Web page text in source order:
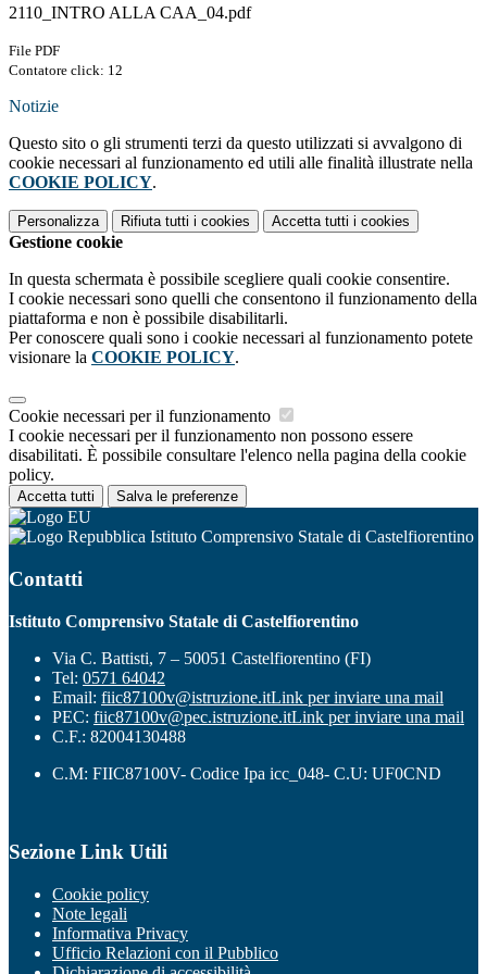
2110_INTRO ALLA CAA_04.pdf
File PDF
Contatore click: 12
Notizie
Questo sito o gli strumenti terzi da questo utilizzati si avvalgono di
cookie necessari al funzionamento ed utili alle finalità illustrate nella
COOKIE POLICY.
Personalizza Rifiuta tutti i cookies Accetta tutti i cookies
Gestione cookie
In questa schermata è possibile scegliere quali cookie consentire.
I cookie necessari sono quelli che consentono il funzionamento della
piattaforma e non è possibile disabilitarli.
Per conoscere quali sono i cookie necessari al funzionamento potete
visionare la COOKIE POLICY.
Cookie necessari per il funzionamento
I cookie necessari per il funzionamento non possono essere
disabilitati. È possibile consultare l'elenco nella pagina della cookie
policy.
Accetta tutti Salva le preferenze
Istituto Comprensivo Statale di Castelfiorentino
Contatti
Istituto Comprensivo Statale di Castelfiorentino
Via C. Battisti, 7 – 50051 Castelfiorentino (FI)
Tel: 0571 64042
Email: fiic87100v@istruzione.itLink per inviare una mail
PEC: fiic87100v@pec.istruzione.itLink per inviare una mail
C.F.: 82004130488
C.M: FIIC87100V- Codice Ipa icc_048- C.U: UF0CND
Sezione Link Utili
Cookie policy
Note legali
Informativa Privacy
Ufficio Relazioni con il Pubblico